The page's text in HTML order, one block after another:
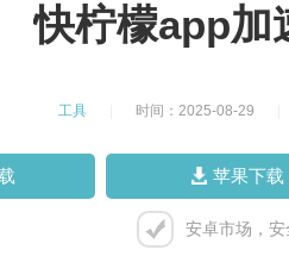
快柠檬app加
工具 时间：2025-08-29
苹果下载
安卓市场，安